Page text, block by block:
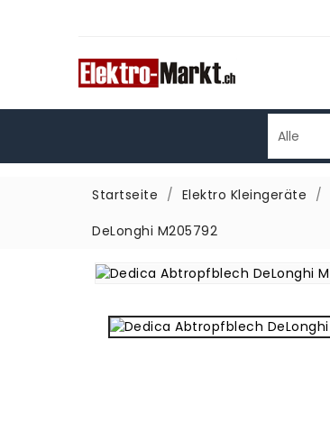
Startseite Elektro Kleingeräte
DeLonghi M205792